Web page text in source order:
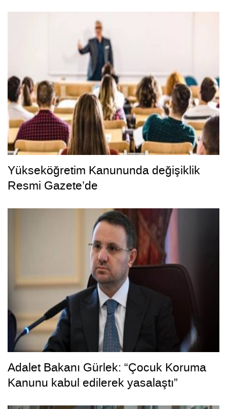
Yükseköğretim Kanununda değişiklik
Resmi Gazete’de
Adalet Bakanı Gürlek: “Çocuk Koruma
Kanunu kabul edilerek yasalaştı”